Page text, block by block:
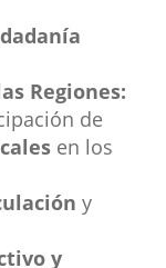
Regiones:
de
en los
y
y